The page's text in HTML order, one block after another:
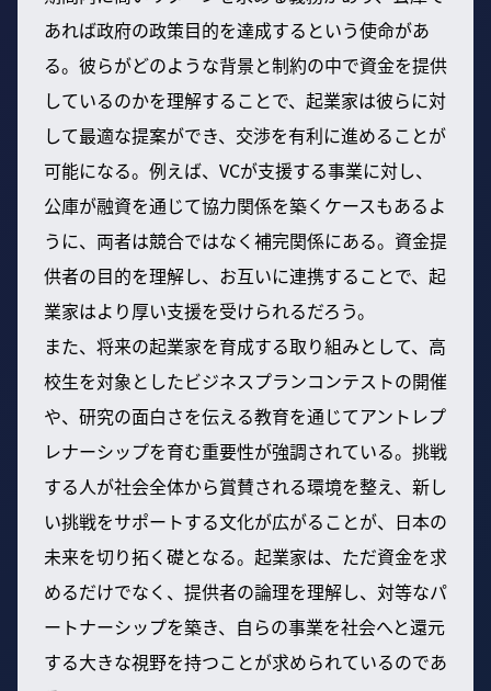
あれば政府の政策目的を達成するという使命があ
る。彼らがどのような背景と制約の中で資金を提供
しているのかを理解することで、起業家は彼らに対
して最適な提案ができ、交渉を有利に進めることが
可能になる。例えば、VCが支援する事業に対し、
公庫が融資を通じて協力関係を築くケースもあるよ
うに、両者は競合ではなく補完関係にある。資金提
供者の目的を理解し、お互いに連携することで、起
業家はより厚い支援を受けられるだろう。
また、将来の起業家を育成する取り組みとして、高
校生を対象としたビジネスプランコンテストの開催
や、研究の面白さを伝える教育を通じてアントレプ
レナーシップを育む重要性が強調されている。挑戦
する人が社会全体から賞賛される環境を整え、新し
い挑戦をサポートする文化が広がることが、日本の
未来を切り拓く礎となる。起業家は、ただ資金を求
めるだけでなく、提供者の論理を理解し、対等なパ
ートナーシップを築き、自らの事業を社会へと還元
する大きな視野を持つことが求められているのであ